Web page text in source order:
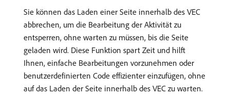
Sie können das Laden einer Seite innerhalb des VEC
abbrechen, um die Bearbeitung der Aktivität zu
entsperren, ohne warten zu müssen, bis die Seite
geladen wird. Diese Funktion spart Zeit und hilft
Ihnen, einfache Bearbeitungen vorzunehmen oder
benutzerdefinierten Code effizienter einzufügen, ohne
auf das Laden der Seite innerhalb des VEC zu warten.